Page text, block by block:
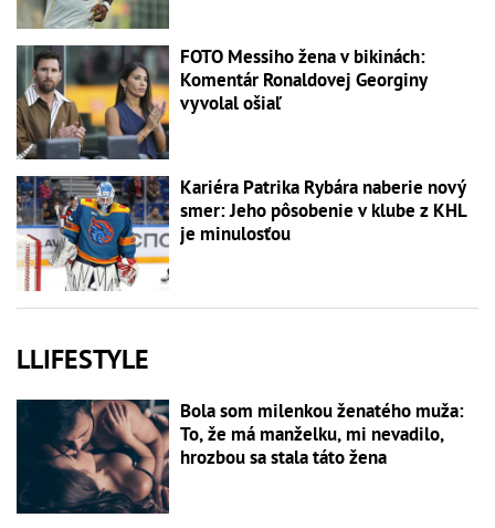
FOTO Messiho žena v bikinách:
Komentár Ronaldovej Georginy
vyvolal ošiaľ
Kariéra Patrika Rybára naberie nový
smer: Jeho pôsobenie v klube z KHL
je minulosťou
LLIFESTYLE
Bola som milenkou ženatého muža:
To, že má manželku, mi nevadilo,
hrozbou sa stala táto žena